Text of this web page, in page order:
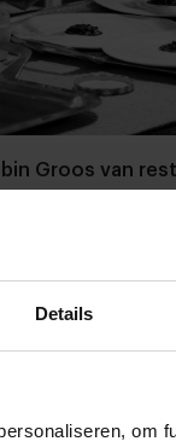
Details
om
Groos van